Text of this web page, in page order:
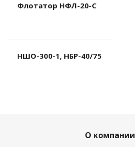
Флотатор НФЛ-20-С
НШО-300-1, НБР-40/75
О компании